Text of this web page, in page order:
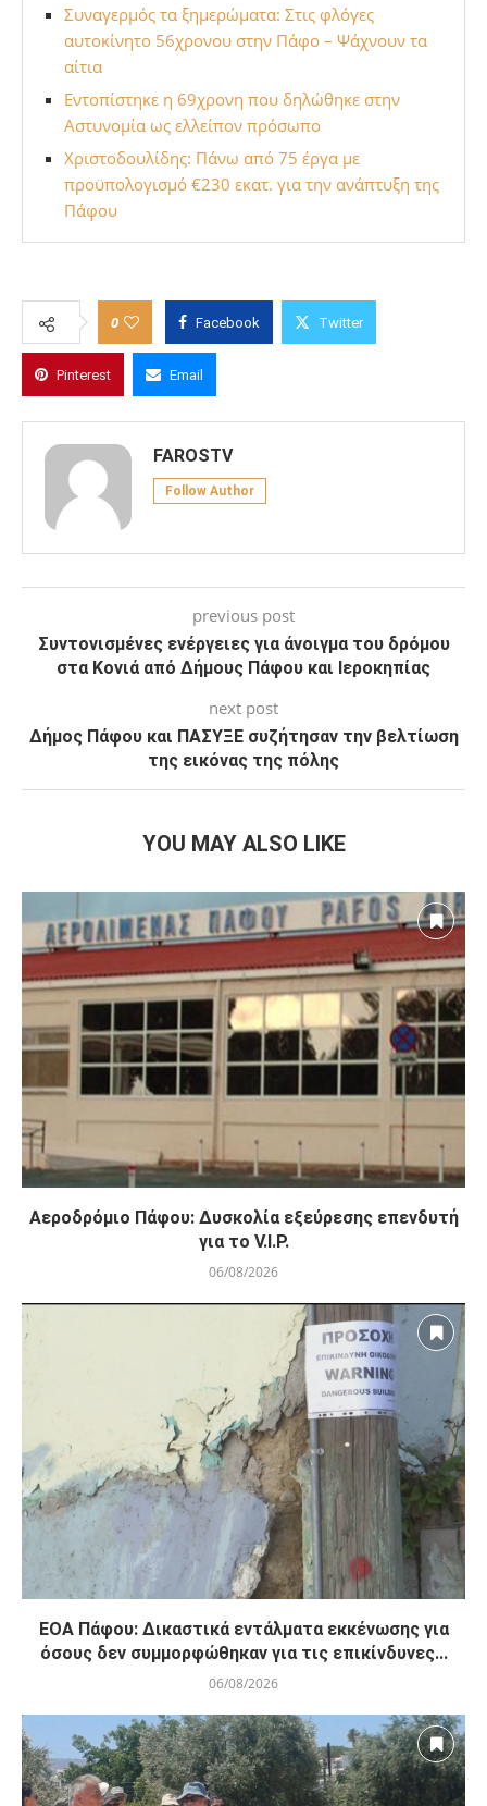
Συναγερμός τα ξημερώματα: Στις φλόγες
αυτοκίνητο 56χρονου στην Πάφο – Ψάχνουν τα
αίτια
Εντοπίστηκε η 69χρονη που δηλώθηκε στην
Αστυνομία ως ελλείπον πρόσωπο
Χριστοδουλίδης: Πάνω από 75 έργα με
προϋπολογισμό €230 εκατ. για την ανάπτυξη της
Πάφου
0 Facebook Twitter
Pinterest Email
FAROSTV
Follow Author
previous post
Συντονισμένες ενέργειες για άνοιγμα του δρόμου
στα Κονιά από Δήμους Πάφου και Ιεροκηπίας
next post
Δήμος Πάφου και ΠΑΣΥΞΕ συζήτησαν την βελτίωση
της εικόνας της πόλης
YOU MAY ALSO LIKE
Αεροδρόμιο Πάφου: Δυσκολία εξεύρεσης επενδυτή
για το V.I.P.
06/08/2026
ΕΟΑ Πάφου: Δικαστικά εντάλματα εκκένωσης για
όσους δεν συμμορφώθηκαν για τις επικίνδυνες...
06/08/2026